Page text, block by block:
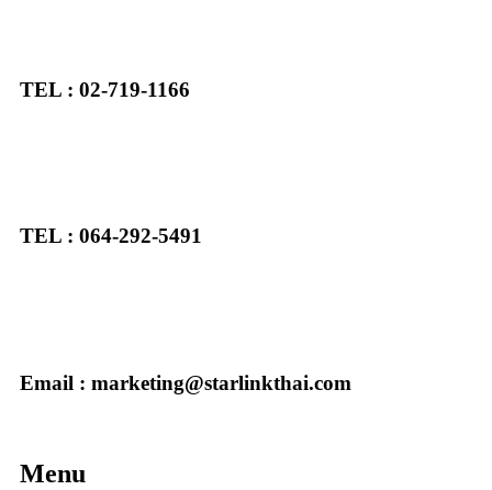
TEL : 02-719-1166
TEL : 064-292-5491
Email : marketing@starlinkthai.com
Menu